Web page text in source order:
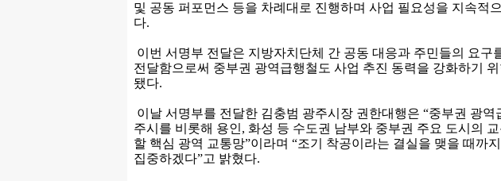
및 공동 퍼포먼스 등을 차례대로 진행하며 사업 필요성을 지속적
다.
이번 서명부 전달은 지방자치단체 간 공동 대응과 주민들의 요구
전달함으로써 중부권 광역급행철도 사업 추진 동력을 강화하기
됐다.
이날 서명부를 전달한 김충범 광주시장 권한대행은 “중부권 광역
주시를 비롯해 용인, 화성 등 수도권 남부와 중부권 주요 도시의
할 핵심 광역 교통망”이라며 “조기 착공이라는 결실을 맺을 때까
집중하겠다”고 밝혔다.